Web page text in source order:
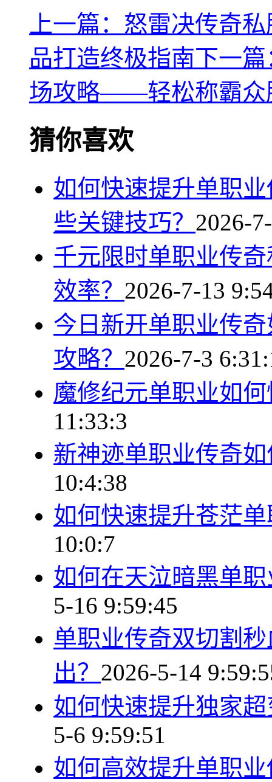
上一篇：怒雷决传奇
品打造终极指南下一
场攻略——轻松称霸众
猜你喜欢
如何快速提升单职
些关键技巧？ 2026-
千元限时单职业传
效率？ 2026-7-13
今日新开单职业传
攻略？ 2026-7-3
魔修纪元单职业如
11:33:3
新神迹单职业传奇
10:4:38
如何快速提升苍茫
10:0:7
如何在天泣暗黑单
5-16 9:59:45
单职业传奇双切割
出？ 2026-5-14
如何快速提升独家
5-6 9:59:51
如何高效提升单职